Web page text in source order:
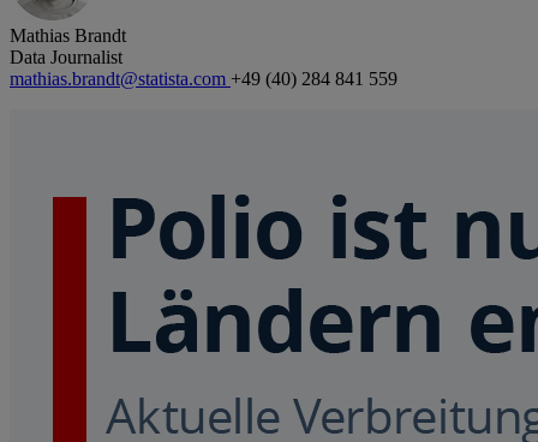
Mathias Brandt
Data Journalist
mathias.brandt@statista.com +49 (40) 284 841 559